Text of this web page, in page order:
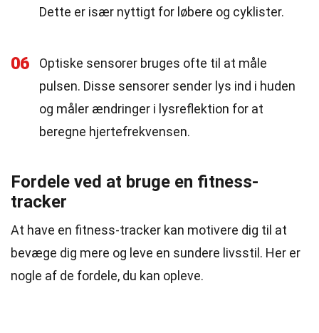
Dette er især nyttigt for løbere og cyklister.
06
Optiske sensorer bruges ofte til at måle
pulsen. Disse sensorer sender lys ind i huden
og måler ændringer i lysreflektion for at
beregne hjertefrekvensen.
Fordele ved at bruge en fitness-
tracker
At have en fitness-tracker kan motivere dig til at
bevæge dig mere og leve en sundere livsstil. Her er
nogle af de fordele, du kan opleve.